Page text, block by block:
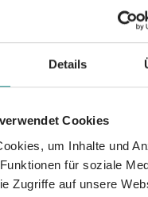
Details
Cookies
um Inhalte und
für soziale
Zugriffe auf unsere
Werde zum